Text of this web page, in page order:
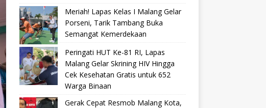
Meriah! Lapas Kelas I Malang Gelar
Porseni, Tarik Tambang Buka
Semangat Kemerdekaan
Peringati HUT Ke-81 RI, Lapas
Malang Gelar Skrining HIV Hingga
Cek Kesehatan Gratis untuk 652
Warga Binaan
Gerak Cepat Resmob Malang Kota,